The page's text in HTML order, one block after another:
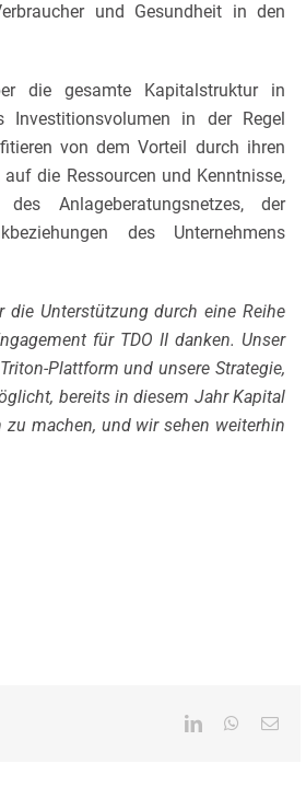
und Gesundheit in den
die gesamte Kapitalstruktur in
Investitionsvolumen in der Regel
von dem Vorteil durch ihren
die Ressourcen und Kenntnisse,
Anlageberatungsnetzes, der
des Unternehmens
die Unterstützung durch eine Reihe
für TDO II danken. Unser
Plattform und unsere Strategie,
bereits in diesem Jahr Kapital
machen, und wir sehen weiterhin
LinkedInWhatsApp
E-